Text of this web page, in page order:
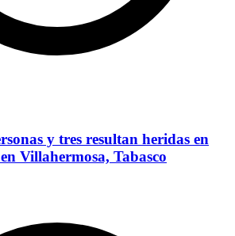
y tres resultan heridas en
Villahermosa, Tabasco